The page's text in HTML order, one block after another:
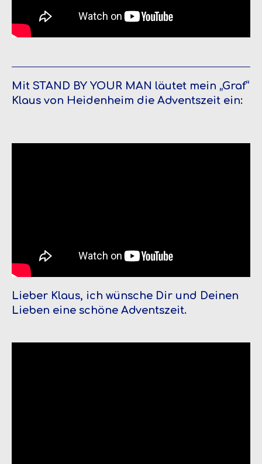
Mit STAND BY YOUR MAN läutet mein „Graf“
Klaus von Heidenheim die Adventszeit ein:
Lieber Klaus, ich wünsche Dir und Deinen
Lieben eine schöne Adventszeit.